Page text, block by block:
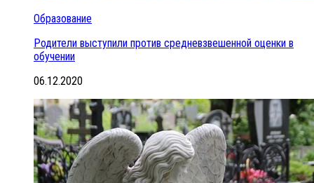
Образование
Родители выступили против средневзвешенной оценки в
обучении
06.12.2020